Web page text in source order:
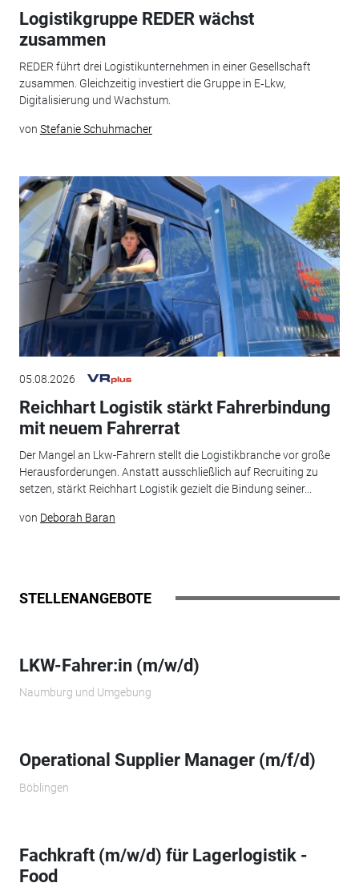
Logistikgruppe REDER wächst
zusammen
REDER führt drei Logistikunternehmen in einer Gesellschaft
zusammen. Gleichzeitig investiert die Gruppe in E‑Lkw,
Digitalisierung und Wachstum.
von Stefanie Schuhmacher
05.08.2026
Reichhart Logistik stärkt Fahrerbindung
mit neuem Fahrerrat
Der Mangel an Lkw-Fahrern stellt die Logistikbranche vor große
Herausforderungen. Anstatt ausschließlich auf Recruiting zu
setzen, stärkt Reichhart Logistik gezielt die Bindung seiner...
von Deborah Baran
STELLENANGEBOTE
LKW-Fahrer:in (m/w/d)
Naumburg und Umgebung
Operational Supplier Manager (m/f/d)
Böblingen
Fachkraft (m/w/d) für Lagerlogistik -
Food